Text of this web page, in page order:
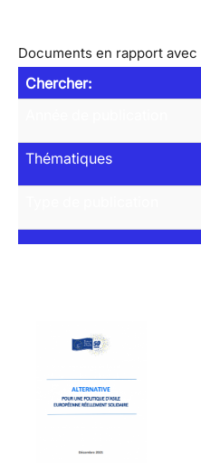
Documents en rapport
Chercher:
Thématiques